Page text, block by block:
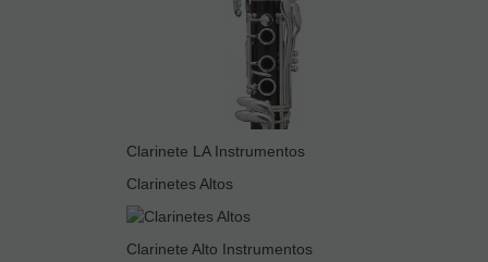
Clarinete LA Instrumentos
Clarinetes Altos
Clarinete Alto Instrumentos